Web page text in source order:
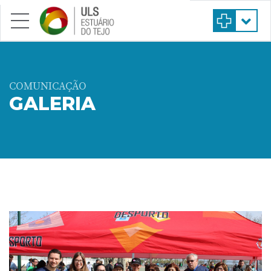
Saltar para conteúdo principal
COMUNICAÇÃO
GALERIA